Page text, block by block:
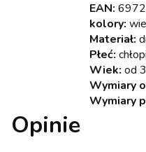
EAN:
kolory:
Materiał:
Płeć:
Wiek: od
Wymiary
Wymiary
Opinie